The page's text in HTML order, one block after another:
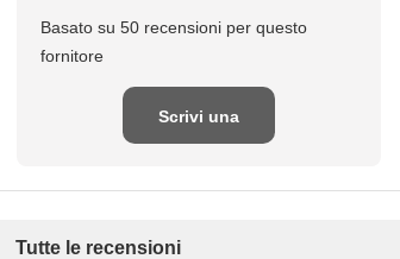
Basato su 50 recensioni per questo
fornitore
Scrivi una
Tutte le recensioni